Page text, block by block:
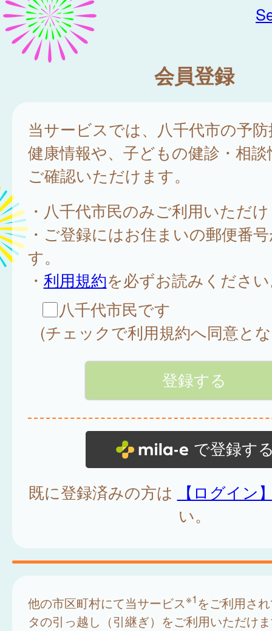
会員登録
当サービスでは、八千代市の予
健康情報や、子どもの健診・相
ご確認いただけます。
・八千代市民のみご利用いただ
・ご登録にはお住まいの郵便番
す。
・ 利用規約を必ずお読みくださ
八千代市民です
(チェックで利用規約へ同意と
で登録す
既に登録済みの方は
【ログイン
い。
他の市区町村にて当サービス※1 をご利用さ
タの引っ越し（引継ぎ）をご利用いただけ